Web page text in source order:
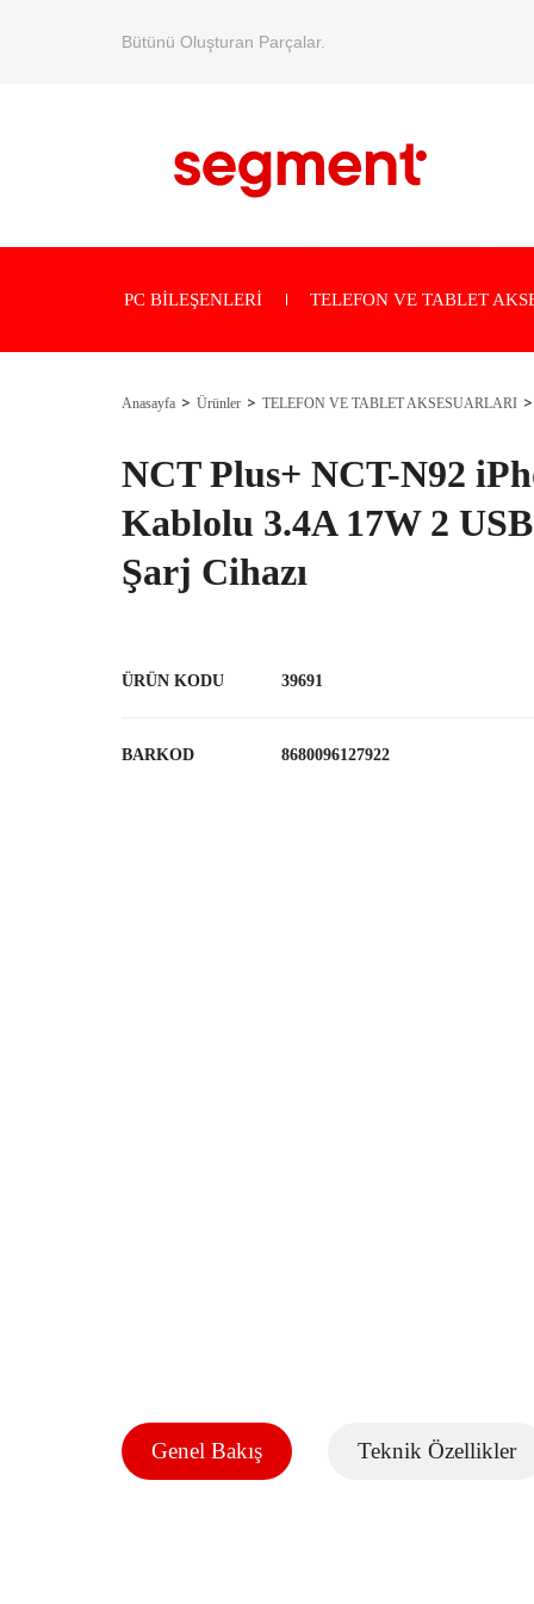
Bütünü Oluşturan Parçalar.
PC BİLEŞENLERİ TELEFON VE TABLET
Anasayfa Ürünler TELEFON VE TABLET AKSESUARLARI
NCT Plus+ NCT-N92
Kablolu 3.4A 17W 2
Şarj Cihazı
ÜRÜN KODU 39691
BARKOD 8680096127922
Genel Bakış Teknik Özellikler